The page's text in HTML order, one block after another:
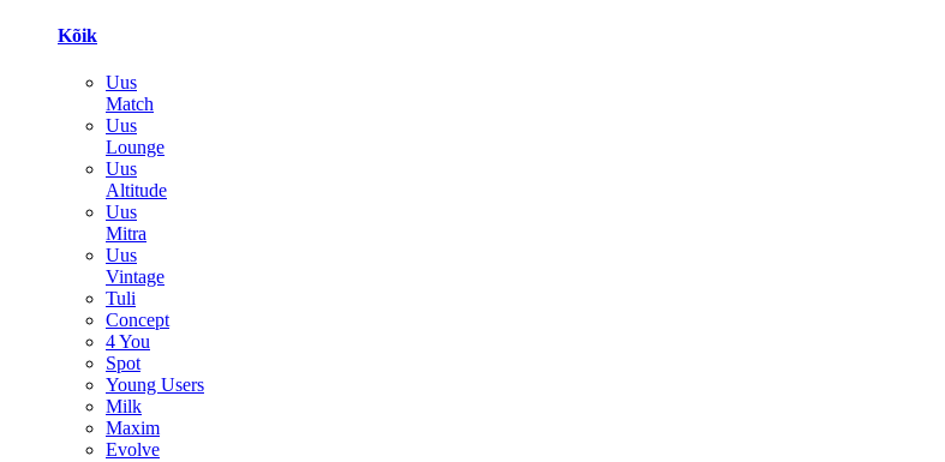
Kõik
Uus
Match
Uus
Lounge
Uus
Altitude
Uus
Mitra
Uus
Vintage
Tuli
Concept
4 You
Spot
Young Users
Milk
Maxim
Evolve